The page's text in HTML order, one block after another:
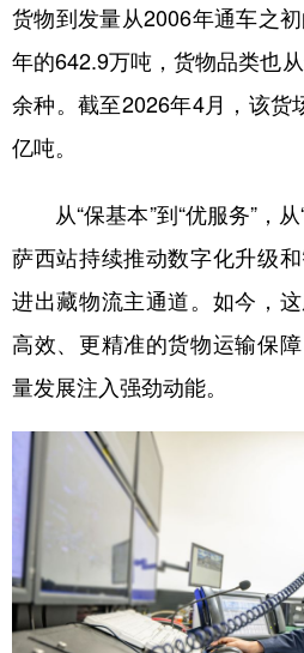
货物到发量从2006年通车之
年的642.9万吨，货物品类也
余种。截至2026年4月，该货
亿吨。
从“保基本”到“优服务”，从
萨西站持续推动数字化升级
进出藏物流主通道。如今，
高效、更精准的货物运输保
量发展注入强劲动能。